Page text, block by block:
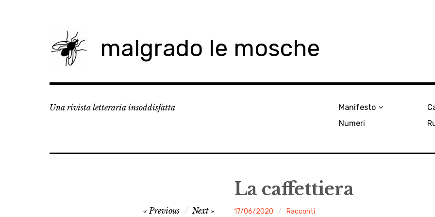
malgrado le mosche
Una rivista letteraria insoddisfatta
Manifesto
Numeri
La caffettiera
malgrado
17/06/2020 Racconti
Previous Next